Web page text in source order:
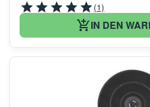
(1)
IN DEN